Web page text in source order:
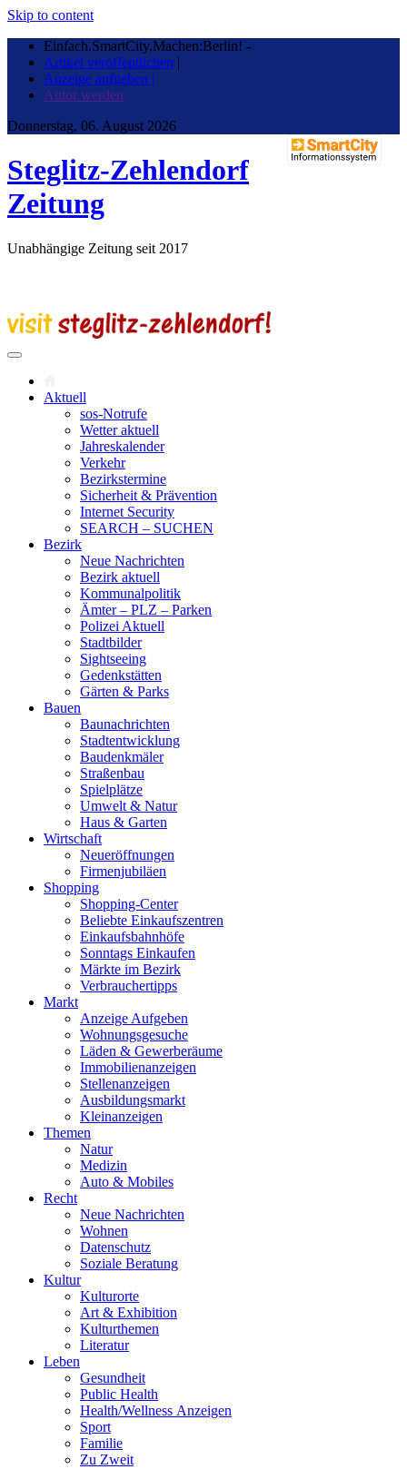
Skip to content
Einfach.SmartCity.Machen:Berlin! -
Artikel veröffentlichen |
Anzeige aufgeben |
Autor werden
Donnerstag, 06. August 2026
Steglitz-Zehlendorf
Zeitung
Unabhängige Zeitung seit 2017
Aktuell
sos-Notrufe
Wetter aktuell
Jahreskalender
Verkehr
Bezirkstermine
Sicherheit & Prävention
Internet Security
SEARCH – SUCHEN
Bezirk
Neue Nachrichten
Bezirk aktuell
Kommunalpolitik
Ämter – PLZ – Parken
Polizei Aktuell
Stadtbilder
Sightseeing
Gedenkstätten
Gärten & Parks
Bauen
Baunachrichten
Stadtentwicklung
Baudenkmäler
Straßenbau
Spielplätze
Umwelt & Natur
Haus & Garten
Wirtschaft
Neueröffnungen
Firmenjubiläen
Shopping
Shopping-Center
Beliebte Einkaufszentren
Einkaufsbahnhöfe
Sonntags Einkaufen
Märkte im Bezirk
Verbrauchertipps
Markt
Anzeige Aufgeben
Wohnungsgesuche
Läden & Gewerberäume
Immobilienanzeigen
Stellenanzeigen
Ausbildungsmarkt
Kleinanzeigen
Themen
Natur
Medizin
Auto & Mobiles
Recht
Neue Nachrichten
Wohnen
Datenschutz
Soziale Beratung
Kultur
Kulturorte
Art & Exhibition
Kulturthemen
Literatur
Leben
Gesundheit
Public Health
Health/Wellness Anzeigen
Sport
Familie
Zu Zweit